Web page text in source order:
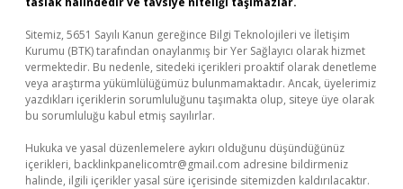
Sitemiz, 5651 Sayılı Kanun gereğince Bilgi Teknolojileri ve İletişim
Kurumu (BTK) tarafından onaylanmış bir Yer Sağlayıcı olarak hizmet
vermektedir. Bu nedenle, sitedeki içerikleri proaktif olarak denetleme
veya araştırma yükümlülüğümüz bulunmamaktadır. Ancak, üyelerimiz
yazdıkları içeriklerin sorumluluğunu taşımakta olup, siteye üye olarak
bu sorumluluğu kabul etmiş sayılırlar.
Hukuka ve yasal düzenlemelere aykırı olduğunu düşündüğünüz
içerikleri, backlinkpanelicomtr@gmail.com adresine bildirmeniz
halinde, ilgili içerikler yasal süre içerisinde sitemizden kaldırılacaktır.